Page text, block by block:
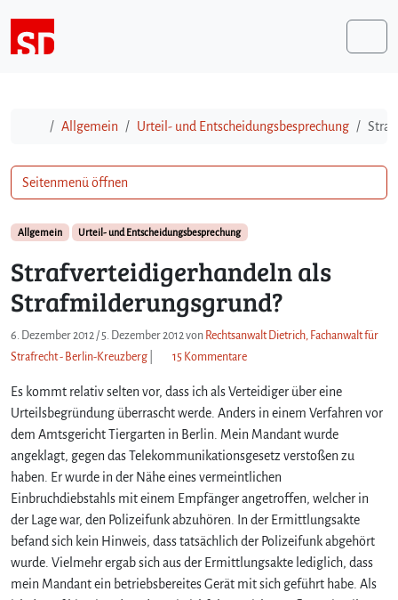
StartAllgemein Urteil- und Entscheidungsbesprechung
Allgemein Urteil- und Entscheidungsbesprechung
Strafverteidigerhandeln als
Strafmilderungsgrund?
6. Dezember 2012 / 5. Dezember 2012von Rechtsanwalt Dietrich, Fachanwalt für
Strafrecht - Berlin-Kreuzberg
15 Kommentarez
S
t
f
v
e
r
t
e
Es kommt relativ selten vor, dass ich als Verteidiger über eine
Urteilsbegründung überrascht werde. Anders in einem Verfahren vor
dem Amtsgericht Tiergarten in Berlin. Mein Mandant wurde
angeklagt, gegen das Telekommunikationsgesetz verstoßen zu
haben. Er wurde in der Nähe eines vermeintlichen
Einbruchdiebstahls mit einem Empfänger angetroffen, welcher in
der Lage war, den Polizeifunk abzuhören. In der Ermittlungsakte
befand sich kein Hinweis, dass tatsächlich der Polizeifunk abgehört
wurde. Vielmehr ergab sich aus der Ermittlungsakte lediglich, dass
mein Mandant ein betriebsbereites Gerät mit sich geführt habe. Als
Seitenmenü öffnen